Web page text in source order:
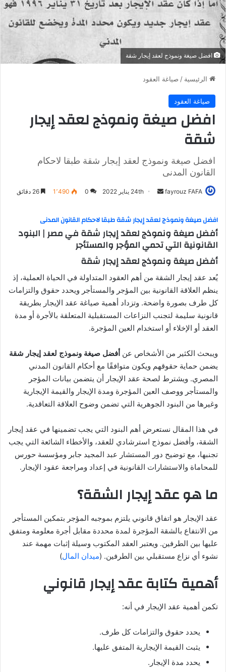
افضل صيغة ونموذج لعقد إيجار شقة
الرئيسية / صياغة العقود
صياغة العقود
افضل صيغة ونموذج لعقد إيجار
شقة
افضل صيغة ونموذج لعقد إيجار شقة طبقا لاحكام
القانون المدنى
fayrouz FAFA
س
ي
د
ر
24th يناير 2022 0 1٬490
افضل صيغة ونموذج لعقد إيجار شقة طبقا لاحكام القانون المدنى
أفضل صيغة ونموذج لعقد إيجار شقة في مصر | البنود
القانونية التي تحمي المؤجر والمستأجر
أفضل صيغة ونموذج لعقد إيجار شقة
يُعد عقد إيجار الشقة من أهم العقود المتداولة في الحياة العملية، إذ
ينظم العلاقة القانونية بين المؤجر والمستأجر ويحدد حقوق والتزامات
كل طرف بصورة واضحة. وتزداد أهمية صياغة عقد الإيجار بطريقة
قانونية سليمة لتجنب النزاعات المستقبلية المتعلقة بالأجرة أو مدة
العقد أو الإخلاء أو استخدام العين المؤجرة.
ويبحث الكثير من الأشخاص عن أفضل صيغة ونموذج لعقد إيجار شقة
يضمن حماية حقوقهم ويكون متوافقًا مع أحكام القانون المدني
المصري. ويشترط لصحة عقد الإيجار أن يتضمن بيانات المؤجر
والمستأجر ووصف العين المؤجرة ومدة الإيجار والقيمة الإيجارية
وغيرها من البنود الجوهرية التي تضمن وضوح العلاقة التعاقدية.
في هذا المقال نستعرض أهم البنود التي يجب تضمينها في عقد إيجار
الشقة، وأفضل نموذج استرشادي للعقد، والأخطاء الشائعة التي يجب
تجنبها، مع توضيح دور المستشار عبد المجيد جابر ومؤسسة حورس
للمحاماة والاستشارات القانونية في إعداد ومراجعة عقود الإيجار.
ما هو عقد إيجار الشقة؟
عقد الإيجار هو اتفاق قانوني يلتزم بموجبه المؤجر بتمكين المستأجر
من الانتفاع بالشقة المؤجرة لمدة محددة مقابل أجرة معلومة ومتفق
عليها بين الطرفين. ويعتبر العقد المكتوب وسيلة إثبات مهمة عند
نشوء أي نزاع مستقبلي بين الطرفين. (ميدان المال)
أهمية كتابة عقد إيجار قانوني
تكمن أهمية عقد الإيجار في أنه:
يحدد حقوق والتزامات كل طرف.
يثبت القيمة الإيجارية المتفق عليها.
يحدد مدة الإيجار.